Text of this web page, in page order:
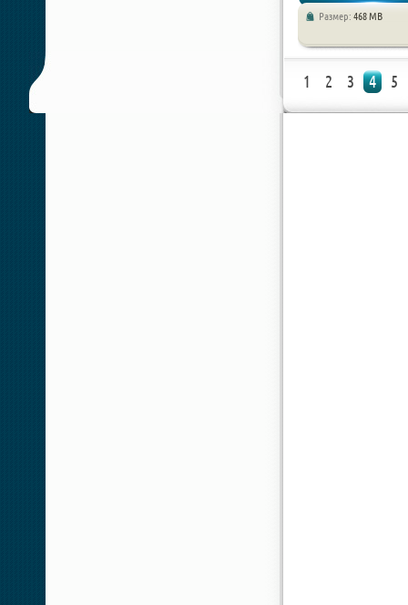
Песочницы
Размер: 468 MB
1 2 3 4 5